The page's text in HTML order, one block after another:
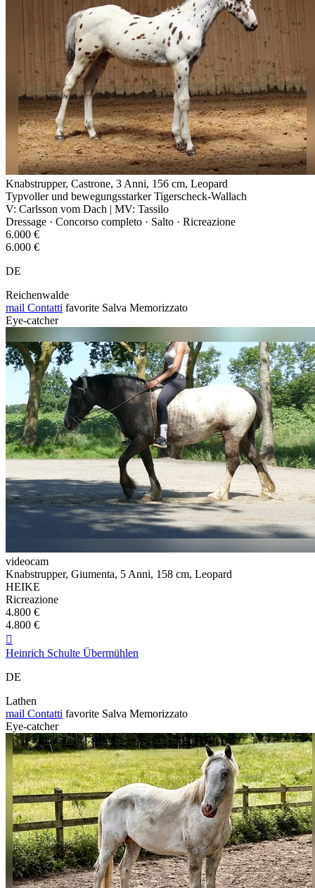
Knabstrupper, Castrone, 3 Anni, 156 cm, Leopard
Typvoller und bewegungsstarker Tigerscheck-Wallach
V: Carlsson vom Dach | MV: Tassilo
Dressage · Concorso completo · Salto · Ricreazione
6.000 €
6.000 €
DE
Reichenwalde
mail Contatti favorite Salva Memorizzato
Eye-catcher
videocam
Knabstrupper, Giumenta, 5 Anni, 158 cm, Leopard
HEIKE
Ricreazione
4.800 €
4.800 €

Heinrich Schulte Übermühlen
DE
Lathen
mail Contatti favorite Salva Memorizzato
Eye-catcher